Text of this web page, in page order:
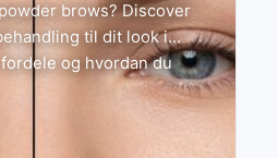
brows? Discover
til dit look i
og hvordan du